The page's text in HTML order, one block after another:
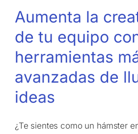
Aumenta la
de tu equipo
herramientas
avanzadas de
ideas
¿Te sientes como un hámster